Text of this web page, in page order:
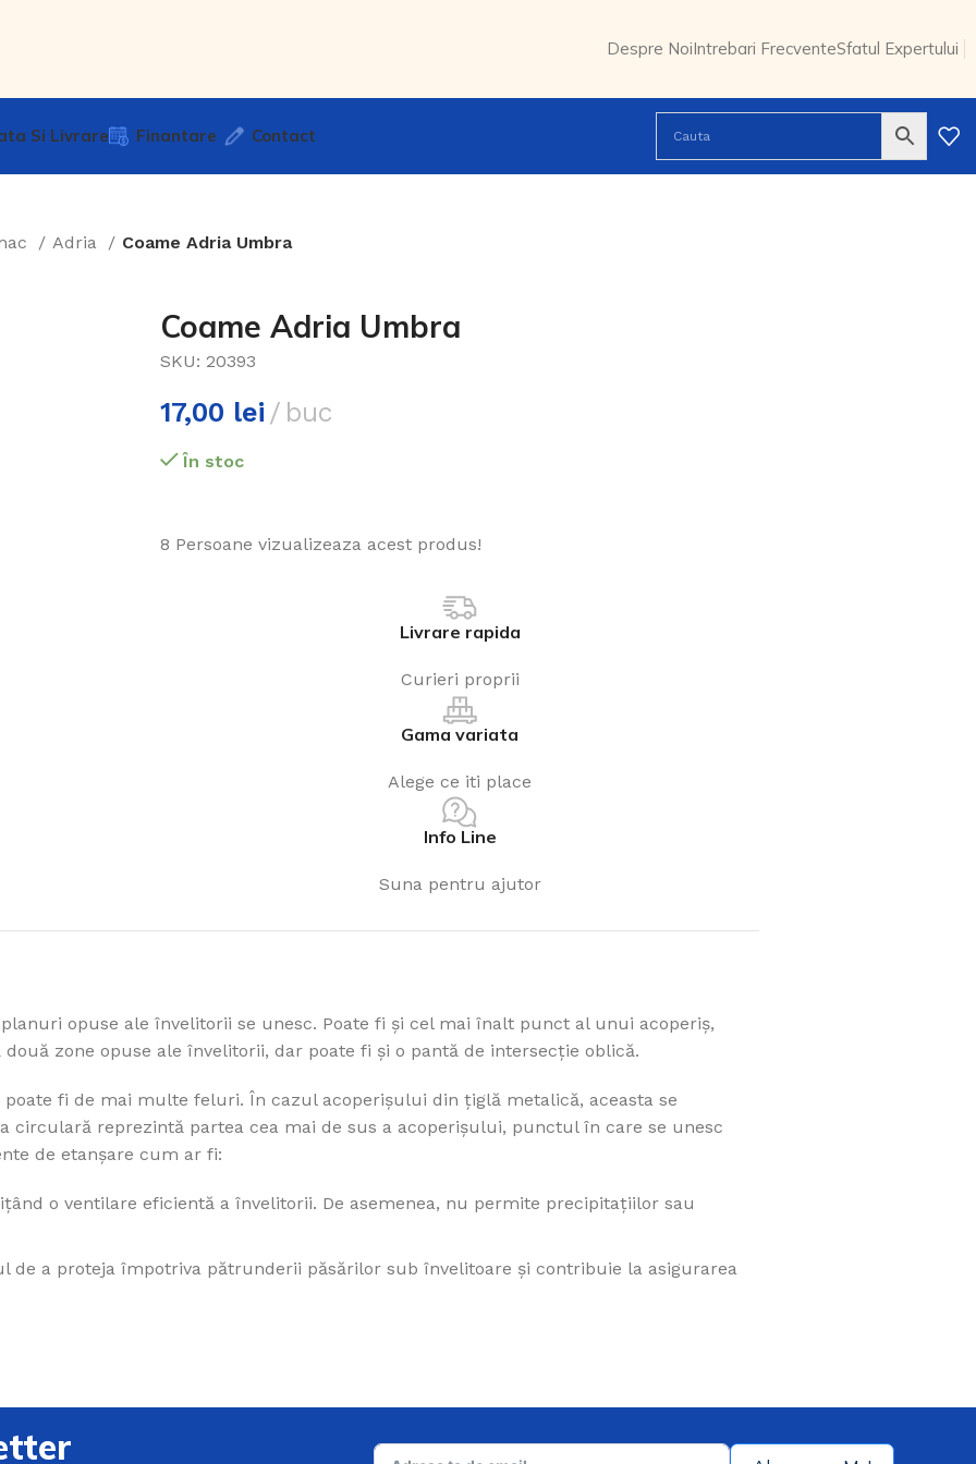
Despre NoiIntrebari FrecventeSfatul Expertului
Tigla beton
Adria Nexe
Alege acoperisul
Profita de ofertele noastre
Si Livrare Finantare Contact
Adria Coame Adria Umbra
Coame Adria Umbra
SKU: 20393
17,00 lei buc
În stoc
8 Persoane vizualizeaza acest produs!
Livrare rapida
Curieri proprii
Gama variata
Alege ce iti place
Info Line
Suna pentru ajutor
opuse ale învelitorii se unesc. Poate fi și cel mai înalt punct al unui acoperiș,
zone opuse ale învelitorii, dar poate fi și o pantă de intersecție oblică.
fi de mai multe feluri. În cazul acoperișului din țiglă metalică, aceasta se
circulară reprezintă partea cea mai de sus a acoperișului, punctul în care se unesc
de etanșare cum ar fi:
o ventilare eficientă a învelitorii. De asemenea, nu permite precipitațiilor sau
de a proteja împotriva pătrunderii păsărilor sub învelitoare și contribuie la asigurarea